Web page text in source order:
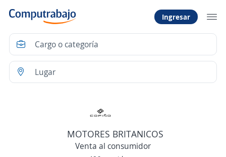
Ingresar
MOTORES BRITANICOS
Venta al consumidor